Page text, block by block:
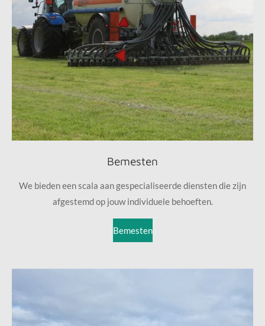
Bemesten
We bieden een scala aan gespecialiseerde diensten die zijn
afgestemd op jouw individuele behoeften.
Bemesten